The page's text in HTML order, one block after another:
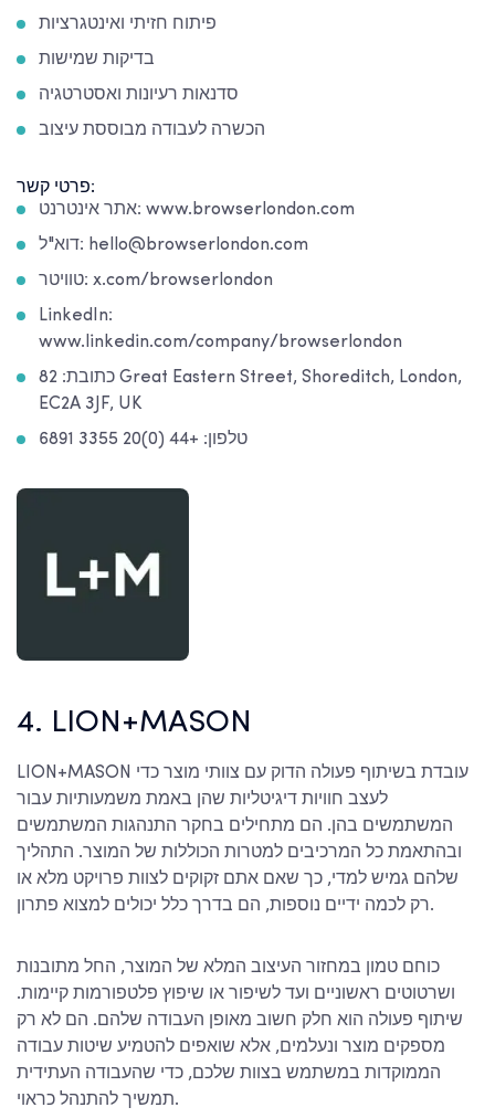
פיתוח חזיתי ואינטגרציות
בדיקות שמישות
סדנאות רעיונות ואסטרטגיה
הכשרה לעבודה מבוססת עיצוב
פרטי קשר:
אתר אינטרנט: www.browserlondon.com
דוא"ל: hello@browserlondon.com
טוויטר: x.com/browserlondon
LinkedIn:
www.linkedin.com/company/browserlondon
כתובת: 82 Great Eastern Street, Shoreditch, London,
EC2A 3JF, UK
טלפון: +44 (0)20 3355 6891
4. LION+MASON
LION+MASON עובדת בשיתוף פעולה הדוק עם צוותי מוצר כדי
לעצב חוויות דיגיטליות שהן באמת משמעותיות עבור
המשתמשים בהן. הם מתחילים בחקר התנהגות המשתמשים
ובהתאמת כל המרכיבים למטרות הכוללות של המוצר. התהליך
שלהם גמיש למדי, כך שאם אתם זקוקים לצוות פרויקט מלא או
רק לכמה ידיים נוספות, הם בדרך כלל יכולים למצוא פתרון.
כוחם טמון במחזור העיצוב המלא של המוצר, החל מתובנות
ושרטוטים ראשוניים ועד לשיפור או שיפוץ פלטפורמות קיימות.
שיתוף פעולה הוא חלק חשוב מאופן העבודה שלהם. הם לא רק
מספקים מוצר ונעלמים, אלא שואפים להטמיע שיטות עבודה
הממוקדות במשתמש בצוות שלכם, כדי שהעבודה העתידית
תמשיך להתנהל כראוי.